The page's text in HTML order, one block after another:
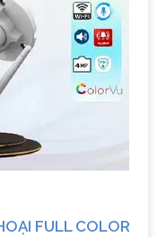
FULL COLOR